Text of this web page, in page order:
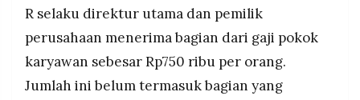
R selaku direktur utama dan pemilik
perusahaan menerima bagian dari gaji pokok
karyawan sebesar Rp750 ribu per orang.
Jumlah ini belum termasuk bagian yang